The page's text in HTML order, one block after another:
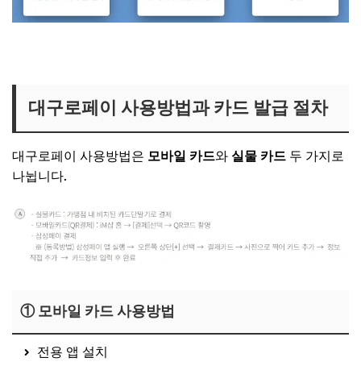
대구로페이 사용방법과 카드 발급 절차
대구로페이 사용방법은 모바일 카드와 실물 카드 두 가지로
나뉩니다.
① 모바일 카드 사용방법
전용 앱 설치